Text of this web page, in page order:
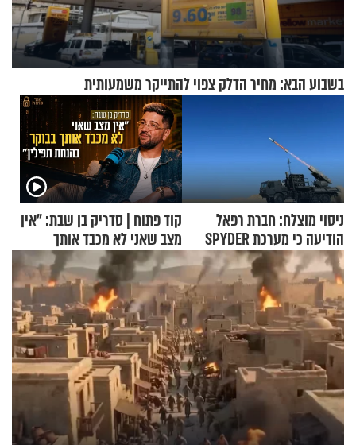
בשבוע הבא: מחיר הדלק צפוי להתייקר משמעותית
ניסוי מוצלח: חברת רפאל
הודיעה כי מערכת SPYDER
הצליחה ליירט כטב"ם
קוד פתוח | סדריק בן שבת: "אין
מצב שאני לא מכבד אותך
בבוקר בהנחת תפילין"